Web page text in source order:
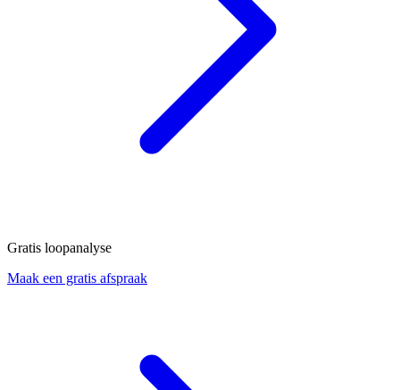
Gratis loopanalyse
Maak een gratis afspraak